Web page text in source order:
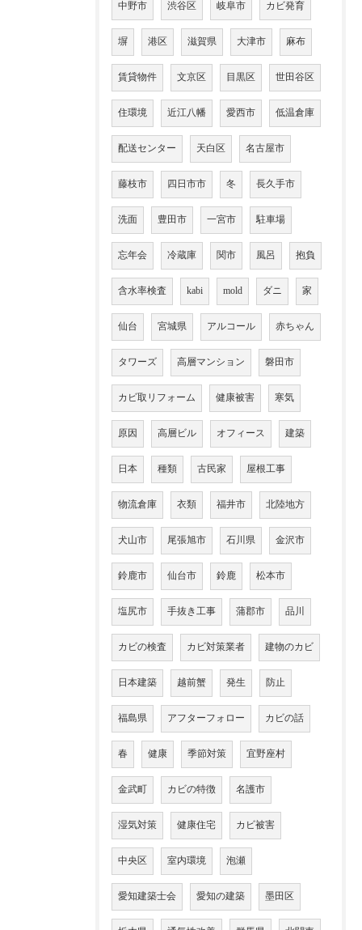
中野市 渋谷区 岐阜市 カビ発育
塀 港区 滋賀県 大津市 麻布
賃貸物件 文京区 目黒区 世田谷区
住環境 近江八幡 愛西市 低温倉庫
配送センター 天白区 名古屋市
藤枝市 四日市市 冬 長久手市
洗面 豊田市 一宮市 駐車場
忘年会 冷蔵庫 関市 風呂 抱負
含水率検査 kabi mold ダニ 家
仙台 宮城県 アルコール 赤ちゃん
タワーズ 高層マンション 磐田市
カビ取リフォーム 健康被害 寒気
原因 高層ビル オフィース 建築
日本 種類 古民家 屋根工事
物流倉庫 衣類 福井市 北陸地方
犬山市 尾張旭市 石川県 金沢市
鈴鹿市 仙台市 鈴鹿 松本市
塩尻市 手抜き工事 蒲郡市 品川
カビの検査 カビ対策業者 建物のカビ
日本建築 越前蟹 発生 防止
福島県 アフターフォロー カビの話
春 健康 季節対策 宜野座村
金武町 カビの特徴 名護市
湿気対策 健康住宅 カビ被害
中央区 室内環境 泡瀬
愛知建築士会 愛知の建築 墨田区